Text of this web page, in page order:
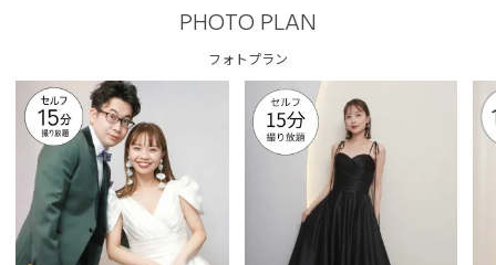
PHOTO PLAN
フォトプラン